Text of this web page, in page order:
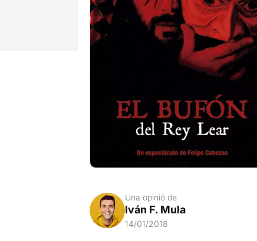
Una opinió de
Iván F. Mula
14/01/2018